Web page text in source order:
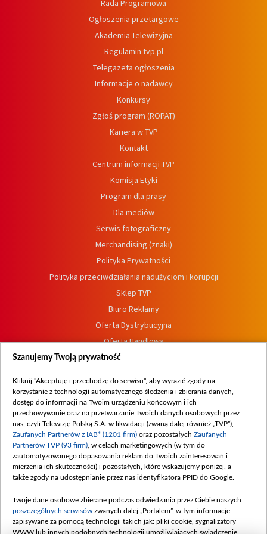
Rada Programowa
Ogłoszenia przetargowe
Akademia Telewizyjna
Regulamin tvp.pl
Telegazeta ogłoszenia
Informacje o nadawcy
Konkursy
Zgłoś program (ROPAT)
Kariera w TVP
Kontakt
Centrum informacji TVP
Komisja Etyki
Program dla prasy
Dla mediów
Serwis fotograficzny
Merchandising (znaki)
Polityka Prywatności
Polityka przeciwdziałania nadużyciom i korupcji
Sklep TVP
Biuro Reklamy
Oferta Dystrybucyjna
Oferta Handlowa
Dostępność
Procedura zgłoszeń wewnętrznych
Szanujemy Twoją prywatność
Kliknij "Akceptuję i przechodzę do serwisu", aby wyrazić zgody na
korzystanie z technologii automatycznego śledzenia i zbierania danych,
dostęp do informacji na Twoim urządzeniu końcowym i ich
przechowywanie oraz na przetwarzanie Twoich danych osobowych przez
nas, czyli Telewizję Polską S.A. w likwidacji (zwaną dalej również „TVP”),
Zaufanych Partnerów z IAB* (1201 firm) oraz pozostałych Zaufanych
Partnerów TVP (93 firm) , w celach marketingowych (w tym do
zautomatyzowanego dopasowania reklam do Twoich zainteresowań i
mierzenia ich skuteczności) i pozostałych, które wskazujemy poniżej, a
także zgody na udostępnianie przez nas identyfikatora PPID do Google.
Twoje dane osobowe zbierane podczas odwiedzania przez Ciebie naszych
poszczególnych serwisów zwanych dalej „Portalem”, w tym informacje
zapisywane za pomocą technologii takich jak: pliki cookie, sygnalizatory
WWW lub innych podobnych technologii umożliwiających świadczenie